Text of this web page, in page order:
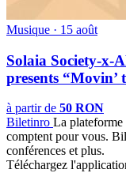
Musique · 15 août
Solaia Society-
presents “Movin’
à partir de 50 RON
Biletinro La plateforme
comptent pour vous.
conférences et plus.
Téléchargez